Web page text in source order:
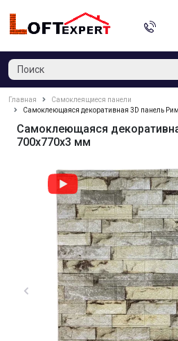
Главная
Самоклеящиеся панели
Самоклеющаяся декоративная 3D панель
Самоклеющаяся
700x770x3 мм